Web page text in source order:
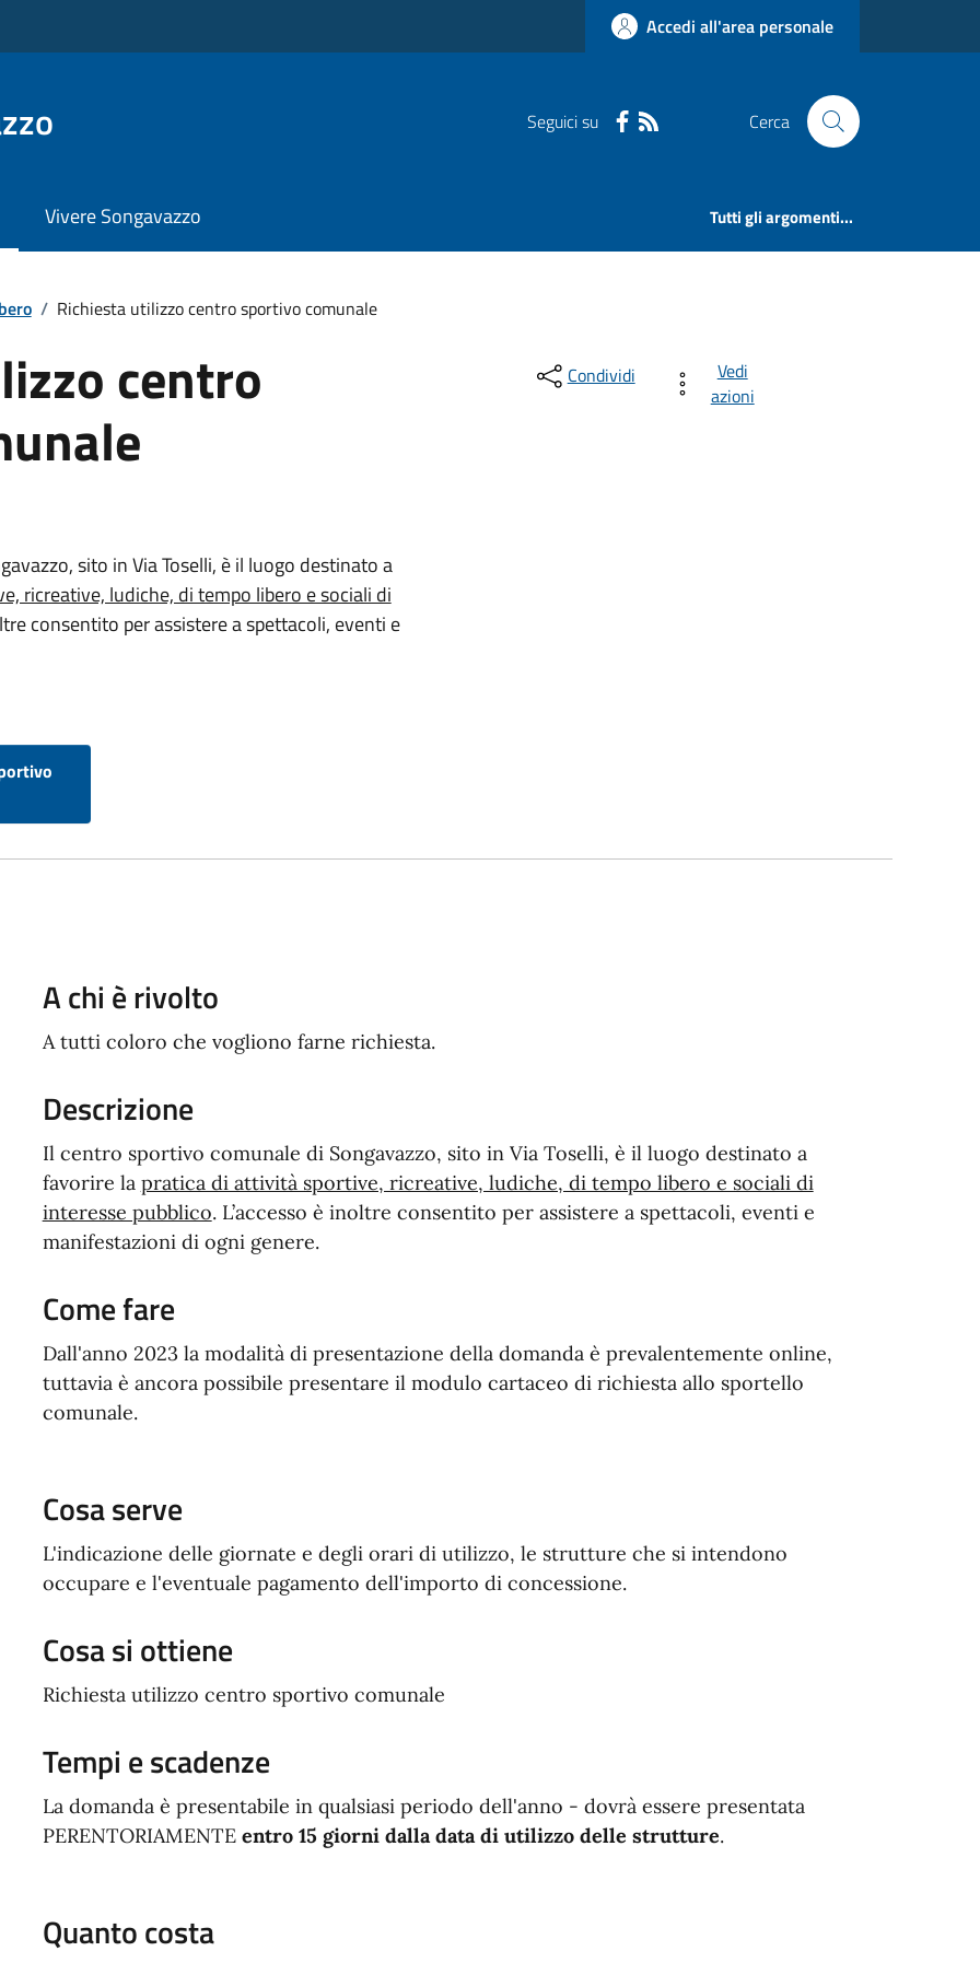
Accedi all'area personale
Seguici su Cerca
Vivere Songavazzo Tutti gli argomenti...
/ Richiesta utilizzo centro sportivo comunale
centro
sito in Via Toselli, è il luogo destinato a
ricreative, ludiche, di tempo libero e sociali di
consentito per assistere a spettacoli, eventi e
Condividi
Vedi
azioni
A chi è rivolto
A tutti coloro che vogliono farne richiesta.
Descrizione
Il centro sportivo comunale di Songavazzo, sito in Via Toselli, è il luogo destinato a
favorire la pratica di attività sportive, ricreative, ludiche, di tempo libero e sociali di
interesse pubblico. L’accesso è inoltre consentito per assistere a spettacoli, eventi e
manifestazioni di ogni genere.
Come fare
Dall'anno 2023 la modalità di presentazione della domanda è prevalentemente online,
tuttavia è ancora possibile presentare il modulo cartaceo di richiesta allo sportello
comunale.
Cosa serve
L'indicazione delle giornate e degli orari di utilizzo, le strutture che si intendono
occupare e l'eventuale pagamento dell'importo di concessione.
Cosa si ottiene
Richiesta utilizzo centro sportivo comunale
Tempi e scadenze
La domanda è presentabile in qualsiasi periodo dell'anno - dovrà essere presentata
PERENTORIAMENTE entro 15 giorni dalla data di utilizzo delle strutture.
Quanto costa